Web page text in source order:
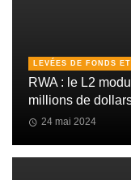
LEVÉES DE FONDS
RWA : le L2
millions de
24 mai 2024